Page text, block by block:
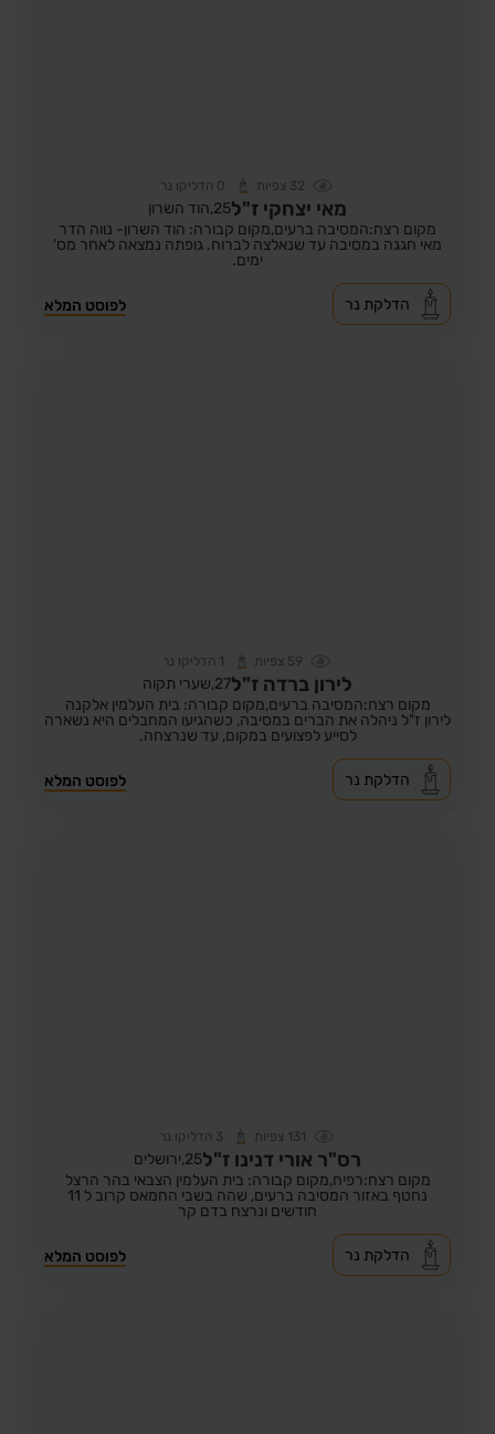
32 צפיות 0 הדליקו נר
מאי יצחקי ז"ל25, הוד השרון
מקום רצח:המסיבה ברעים,מקום קבורה: הוד השרון- נווה הדר
מאי חגגה במסיבה עד שנאלצה לברוח. גופתה נמצאה לאחר מס'
ימים.
לפוסט המלא הדלקת נר
59 צפיות 1 הדליקו נר
לירון ברדה ז"ל27, שערי תקוה
מקום רצח:המסיבה ברעים,מקום קבורה: בית העלמין אלקנה
לירון ז"ל ניהלה את הברים במסיבה, כשהגיעו המחבלים היא נשארה
לסייע לפצועים במקום, עד שנרצחה.
לפוסט המלא הדלקת נר
131 צפיות 3 הדליקו נר
רס"ר אורי דנינו ז"ל25, ירושלים
מקום רצח:רפיח,מקום קבורה: בית העלמין הצבאי בהר הרצל
נחטף באזור המסיבה ברעים, שהה בשבי החמאס קרוב ל 11
חודשים ונרצח בדם קר
לפוסט המלא הדלקת נר